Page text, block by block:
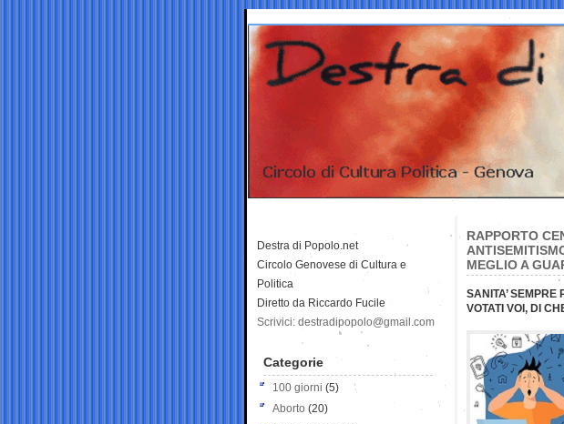
RAPPORTO
MEGLIO A
SANITA’ SEMPRE
VOTATI VOI, DI
Destra di Popolo.net
Circolo Genovese di Cultura e
Politica
Diretto da Riccardo Fucile
Scrivici: destradipopolo@gmail.com
Categorie
100 giorni (5)
Aborto (20)